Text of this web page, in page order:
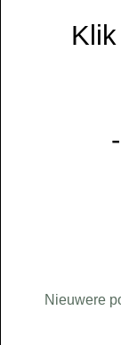
Klik
Nieuwere